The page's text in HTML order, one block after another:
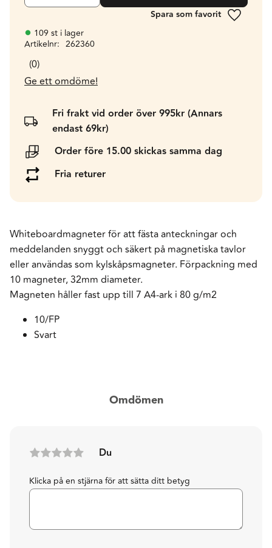
Lägg till
109 st i lager
Artikelnr
262360
0
Ge ett omdöme!
Fri frakt vid order över 995kr (Annars
endast 69kr)
Order före 15.00 skickas samma dag
Fria returer
Whiteboardmagneter för att fästa anteckningar och
meddelanden snyggt och säkert på magnetiska tavlor
eller användas som kylskåpsmagneter. Förpackning med
10 magneter, 32mm diameter.
Magneten håller fast upp till 7 A4-ark i 80 g/m2
10/FP
Svart
Omdömen
Du
Klicka på en stjärna för att sätta ditt betyg